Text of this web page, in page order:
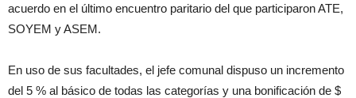
acuerdo en el último encuentro paritario del que participaron ATE,
SOYEM y ASEM.
En uso de sus facultades, el jefe comunal dispuso un incremento
del 5 % al básico de todas las categorías y una bonificación de $